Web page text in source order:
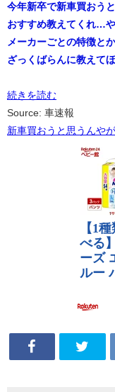
今年新卒で新車買おう
おすすめ教えてくれ…
メーカーごとの特徴と
ざっくばらんに教えて
続きを読む
Source: 車速報
新車買おうと思うんやが